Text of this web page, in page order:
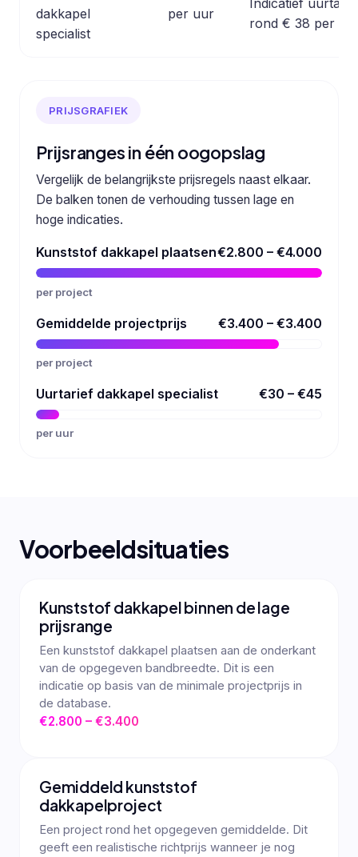
dakkapel
specialist
per uur
Indicatief
rond € 38 per
PRIJSGRAFIEK
Prijsranges in één oogopslag
Vergelijk de belangrijkste prijsregels naast elkaar.
De balken tonen de verhouding tussen lage en
hoge indicaties.
Kunststof dakkapel plaatsen€2.800 – €4.000
per project
Gemiddelde projectprijs €3.400 – €3.400
per project
Uurtarief dakkapel specialist €30 – €45
per uur
Voorbeeldsituaties
Kunststof dakkapel binnen de lage
prijsrange
Een kunststof dakkapel plaatsen aan de onderkant
van de opgegeven bandbreedte. Dit is een
indicatie op basis van de minimale projectprijs in
de database.
€2.800 – €3.400
Gemiddeld kunststof
dakkapelproject
Een project rond het opgegeven gemiddelde. Dit
geeft een realistische richtprijs wanneer je nog